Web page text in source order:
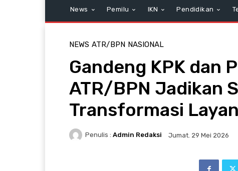
News Pemilu IKN Pendidikan
NEWS ATR/BPN NASIONAL
Gandeng KPK dan
ATR/BPN Jadikan
Transformasi
Penulis : Admin Redaksi Jumat. 29 Mei 2026